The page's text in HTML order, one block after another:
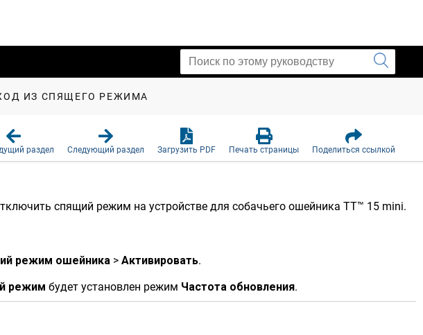
ИЗ СПЯЩЕГО РЕЖИМА
раздел Следующий раздел Загрузить PDF Печать страницы Поделиться ссылкой
спящий режим на устройстве для собачьего ошейника TT™ 15 mini.
режим ошейника >Активировать.
режим будет установлен режим Частота обновления.